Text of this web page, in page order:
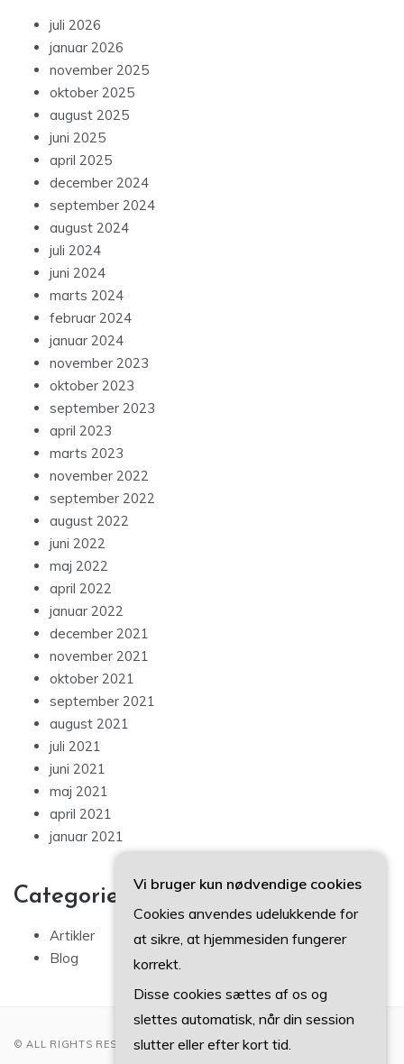
juli 2026
januar 2026
november 2025
oktober 2025
august 2025
juni 2025
april 2025
december 2024
september 2024
august 2024
juli 2024
juni 2024
marts 2024
februar 2024
januar 2024
november 2023
oktober 2023
september 2023
april 2023
marts 2023
november 2022
september 2022
august 2022
juni 2022
maj 2022
april 2022
januar 2022
december 2021
november 2021
oktober 2021
september 2021
august 2021
juli 2021
juni 2021
maj 2021
april 2021
januar 2021
Categories
Artikler
Blog
© ALL RIGHTS RESERVED 2022
Vi bruger kun nødvendige cookies
Cookies anvendes udelukkende for
at sikre, at hjemmesiden fungerer
korrekt.
Disse cookies sættes af os og
slettes automatisk, når din session
slutter eller efter kort tid.